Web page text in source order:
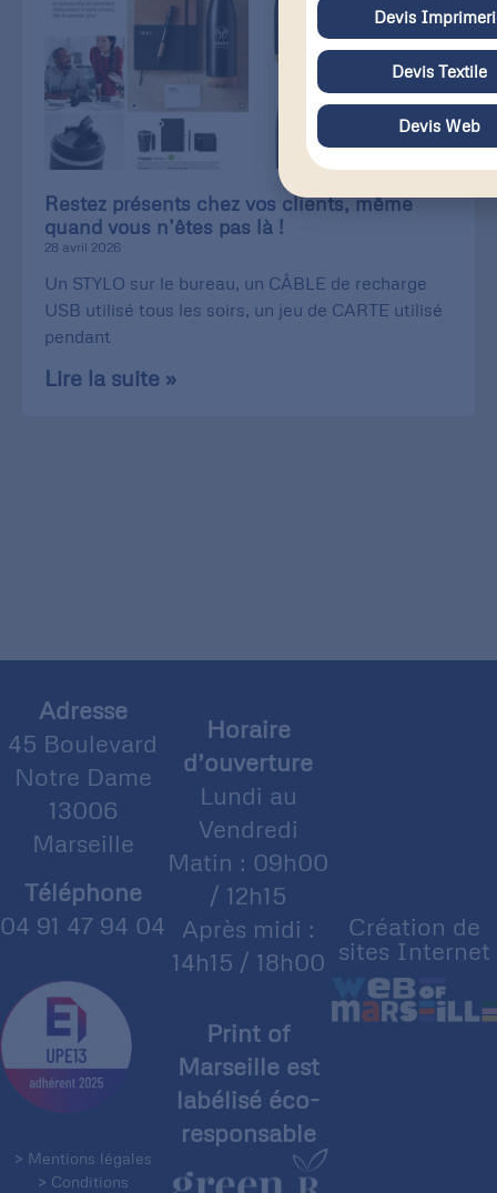
Restez présents chez vos clients, même
quand vous n’êtes pas là !
28 avril 2026
Un STYLO sur le bureau, un CÂBLE de recharge
USB utilisé tous les soirs, un jeu de CARTE utilisé
pendant
Lire la suite »
Adresse
45 Boulevard
Notre Dame
13006
Marseille
Téléphone
04 91 47 94 04
> Mentions légales
> Conditions
Horaire
d’ouverture
Lundi au
Vendredi
Matin : 09h00
/ 12h15
Après midi :
14h15 / 18h00
Print of
Marseille est
labélisé éco-
responsable
Création de
sites Internet
Devis
Devis Textile
Devis Web